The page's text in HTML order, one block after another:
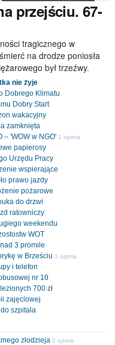
przejściu. 67-
tragicznego w
na drodze poniosła
był trzeźwy.
nie żyje
Dobrego Klimatu
Dobry Start
wakacyjny
zamknięta
– 'WOW w NGO' 1 opinia
papierosy
Urzędu Pracy
wspierające
prawo jazdy
pożarowe
do drzwi
ratowniczy
weekendu
WOT
3 promile
w Brześciu 1 opinia
i telefon
nr 10
700 zł
zajęciowej
szpitala
złodzieja 2 opinie